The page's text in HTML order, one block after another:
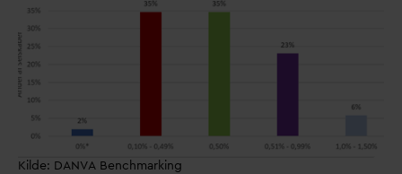
Kilde: DANVA Benchmarking